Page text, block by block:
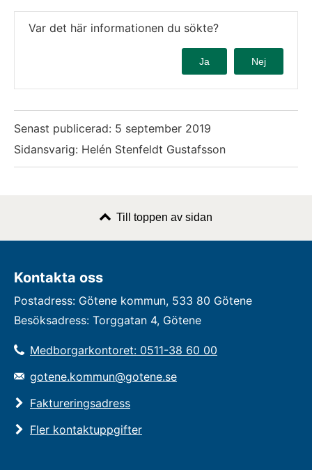
Var det här informationen du sökte?
Ja Nej
Senast publicerad: 5 september 2019
Sidansvarig: Helén Stenfeldt Gustafsson
Till toppen av sidan
Kontakta oss
Postadress: Götene kommun, 533 80 Götene
Besöksadress: Torggatan 4, Götene
Medborgarkontoret: 0511-38 60 00
gotene.kommun@gotene.se
Faktureringsadress
Fler kontaktuppgifter